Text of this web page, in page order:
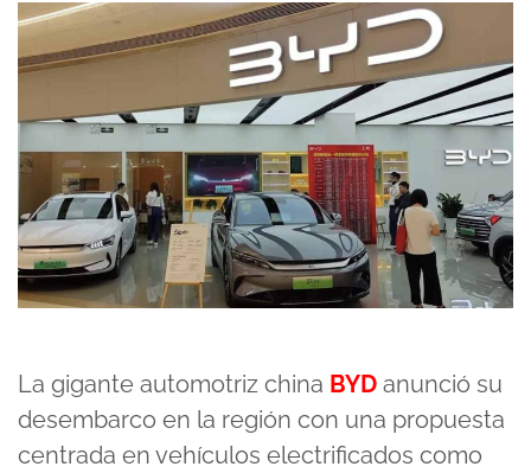
La gigante automotriz china BYD anunció su
desembarco en la región con una propuesta
centrada en vehículos electrificados como